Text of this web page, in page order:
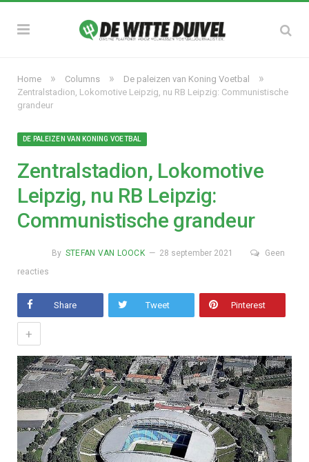
Home » Columns » De paleizen van Koning Voetbal »
Zentralstadion, Lokomotive Leipzig, nu RB Leipzig: Communistische
grandeur
DE PALEIZEN VAN KONING VOETBAL
Zentralstadion, Lokomotive
Leipzig, nu RB Leipzig:
Communistische grandeur
By STEFAN VAN LOOCK 28 september 2021
Geen
reacties
Share Tweet Pinterest
+